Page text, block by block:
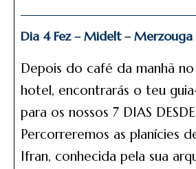
Dia 4 Fez – Midelt – Merzouga
Depois do café da manhã
hotel, encontrarás o teu
para os nossos 7 DIAS
Percorreremos as planícies
Ifran, conhecida pela sua